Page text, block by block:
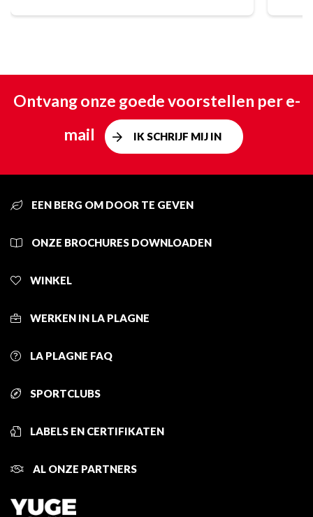
Ontvang onze goede voorstellen per e-
mail
IK SCHRIJF MIJ IN
EEN BERG OM DOOR TE GEVEN
ONZE BROCHURES DOWNLOADEN
WINKEL
WERKEN IN LA PLAGNE
LA PLAGNE FAQ
SPORTCLUBS
LABELS EN CERTIFIKATEN
AL ONZE PARTNERS